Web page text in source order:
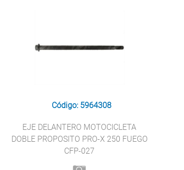
Código: 5964308
EJE DELANTERO MOTOCICLETA
DOBLE PROPOSITO PRO-X 250 FUEGO
CFP-027